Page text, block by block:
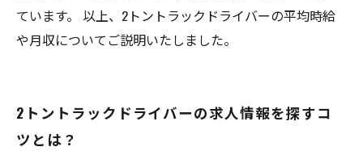
ています。 以上、2トントラックドライバーの平均時給
や月収についてご説明いたしました。
2トントラックドライバーの求人情報を探すコ
ツとは？